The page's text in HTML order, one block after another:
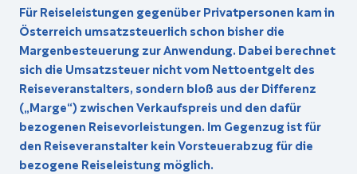
Für Reiseleistungen gegenüber Privatpersonen kam in
Österreich umsatzsteuerlich schon bisher die
Margenbesteuerung zur Anwendung. Dabei berechnet
sich die Umsatzsteuer nicht vom Nettoentgelt des
Reiseveranstalters, sondern bloß aus der Differenz
(„Marge“) zwischen Verkaufspreis und den dafür
bezogenen Reisevorleistungen. Im Gegenzug ist für
den Reiseveranstalter kein Vorsteuerabzug für die
bezogene Reiseleistung möglich.